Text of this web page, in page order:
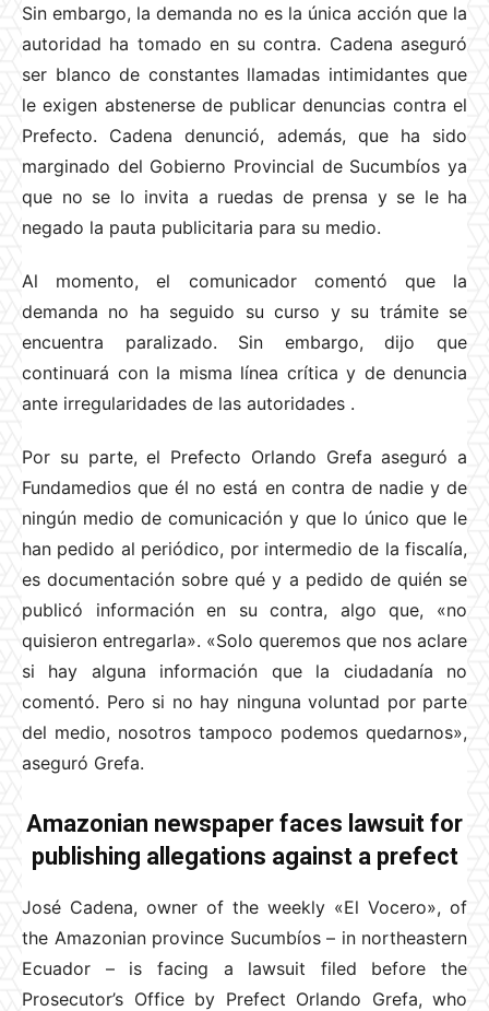
Sin embargo, la demanda no es la única acción que la
autoridad ha tomado en su contra. Cadena aseguró
ser blanco de constantes llamadas intimidantes que
le exigen abstenerse de publicar denuncias contra el
Prefecto. Cadena denunció, además, que ha sido
marginado del Gobierno Provincial de Sucumbíos ya
que no se lo invita a ruedas de prensa y se le ha
negado la pauta publicitaria para su medio.
Al momento, el comunicador comentó que la
demanda no ha seguido su curso y su trámite se
encuentra paralizado. Sin embargo, dijo que
continuará con la misma línea crítica y de denuncia
ante irregularidades de las autoridades .
Por su parte, el Prefecto Orlando Grefa aseguró a
Fundamedios que él no está en contra de nadie y de
ningún medio de comunicación y que lo único que le
han pedido al periódico, por intermedio de la fiscalía,
es documentación sobre qué y a pedido de quién se
publicó información en su contra, algo que, «no
quisieron entregarla». «Solo queremos que nos aclare
si hay alguna información que la ciudadanía no
comentó. Pero si no hay ninguna voluntad por parte
del medio, nosotros tampoco podemos quedarnos»,
aseguró Grefa.
Amazonian newspaper faces lawsuit for
publishing allegations against a prefect
José Cadena, owner of the weekly «El Vocero», of
the Amazonian province Sucumbíos – in northeastern
Ecuador – is facing a lawsuit filed before the
Prosecutor’s Office by Prefect Orlando Grefa, who